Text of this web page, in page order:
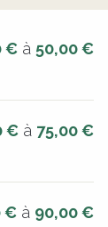
€ à 50,00 €
€ à 75,00 €
€ à 90,00 €